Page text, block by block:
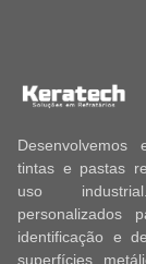
Desenvolvemos
tintas e pastas
uso
personalizados
identificação e
superfícies